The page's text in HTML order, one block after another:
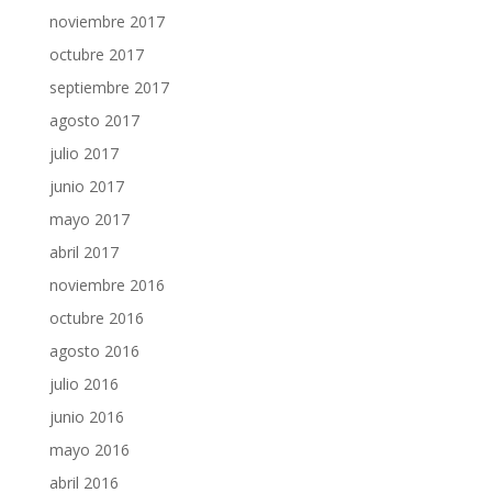
noviembre 2017
octubre 2017
septiembre 2017
agosto 2017
julio 2017
junio 2017
mayo 2017
abril 2017
noviembre 2016
octubre 2016
agosto 2016
julio 2016
junio 2016
mayo 2016
abril 2016